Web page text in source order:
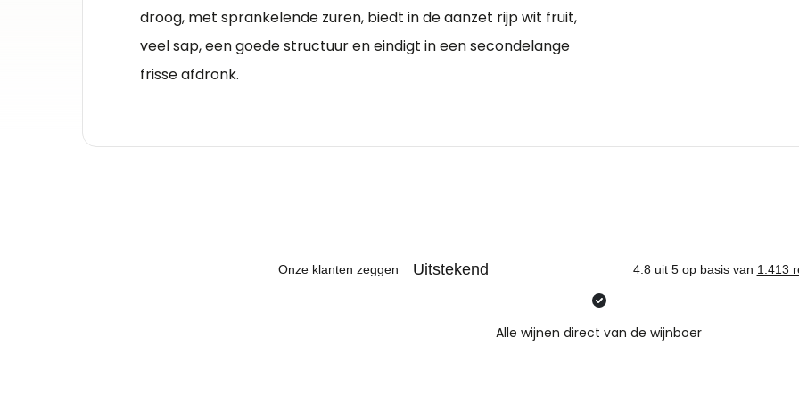
droog, met sprankelende zuren, biedt in de aanzet rijp wit fruit,
veel sap, een goede structuur en eindigt in een secondelange
frisse afdronk.
Nieuws & inspiratie in Vineé Vineuse
Alle wijnen direct van de wijnboer